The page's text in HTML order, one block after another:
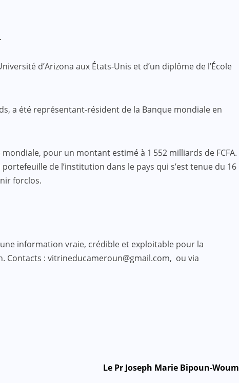
d’Arizona aux États-Unis et d’un diplôme de l’École
a été représentant-résident de la Banque mondiale en
pour un montant estimé à 1 552 milliards de FCFA.
de l’institution dans le pays qui s’est tenue du 16
forclos.
information vraie, crédible et exploitable pour la
Contacts : vitrineducameroun@gmail.com, ou via
Le Pr Joseph Marie Bipoun-Woum